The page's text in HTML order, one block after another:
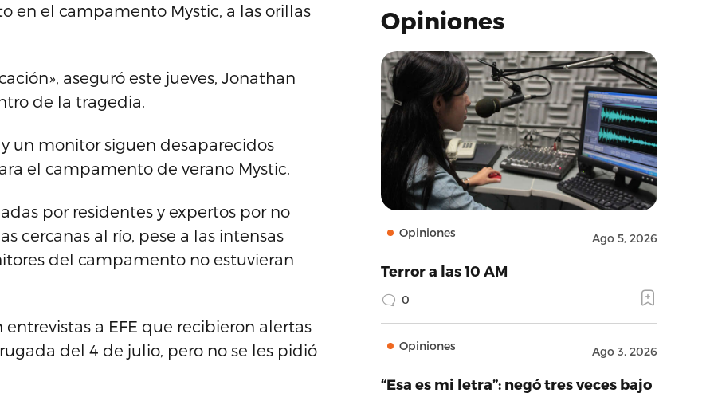
en el campamento Mystic, a las orillas
aseguró este jueves, Jonathan
de la tragedia.
un monitor siguen desaparecidos
el campamento de verano Mystic.
por residentes y expertos por no
cercanas al río, pese a las intensas
del campamento no estuvieran
a EFE que recibieron alertas
del 4 de julio, pero no se les pidió
Opiniones
Opiniones Ago 5, 2026
Terror a las 10 AM
0
Opiniones Ago 3, 2026
“Esa es mi letra”: negó tres veces bajo